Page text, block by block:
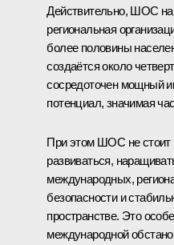
Действительно, ШОС на
региональная
более половины
создаётся около
сосредоточен мощный
потенциал, значимая
При этом ШОС не стоит
развиваться,
международных,
безопасности и
пространстве. Это
международной